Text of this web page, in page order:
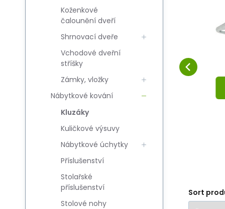
DOMINO
pojedynczy czarny
(8szt)
Code:i700_5908211442440
Code sup.:5908211442440
EAN:5908211442440
0.80 USD
Skladem
TO CART
Sort
Koženkové
čalounění dveří
Shrnovací dveře
Vchodové dveřní
stříšky
Zámky, vložky
Nábytkové kování
Kluzáky
Kuličkové výsuvy
Nábytkové úchytky
Příslušenství
Stolařské
příslušenství
Stolové nohy